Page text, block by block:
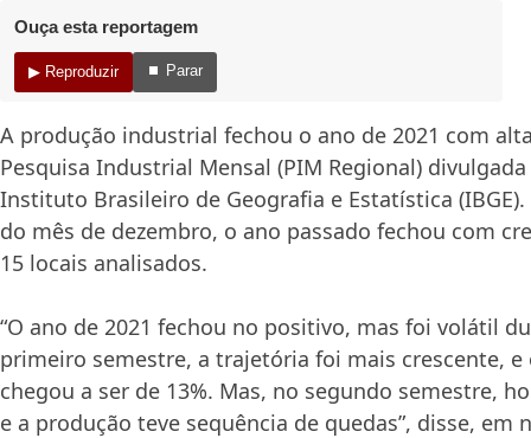
Ouça esta reportagem
▶ Reproduzir ⏹ Parar
A produção industrial fechou o ano de 2021 com
Pesquisa Industrial Mensal (PIM Regional)
Instituto Brasileiro de Geografia e Estatística
do mês de dezembro, o ano passado fechou com
15 locais analisados.
“O ano de 2021 fechou no positivo, mas foi volátil
primeiro semestre, a trajetória foi mais crescente,
chegou a ser de 13%. Mas, no segundo semestre,
e a produção teve sequência de quedas”, disse, em